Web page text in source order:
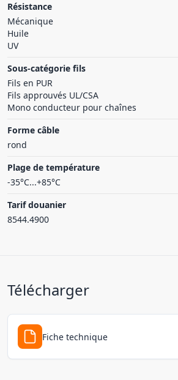
Résistance
Mécanique
Huile
UV
Sous-catégorie fils
Fils en PUR
Fils approuvés UL/CSA
Mono conducteur pour chaînes
Forme câble
rond
Plage de température
-35°C...+85°C
Tarif douanier
8544.4900
Télécharger
Fiche technique